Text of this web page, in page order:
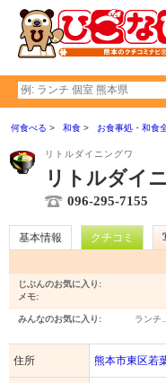
何食べる 和食 お食事処・和食
リトルダイニングワ
リトルダイ
096-295-7155
基本情報 クチコミ
じぶんのお気に入り:
メモ:
みんなのお気に入り: ランチ…
住所 熊本市東区若